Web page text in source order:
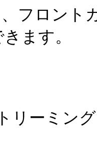
フロント
ます。
リーミン